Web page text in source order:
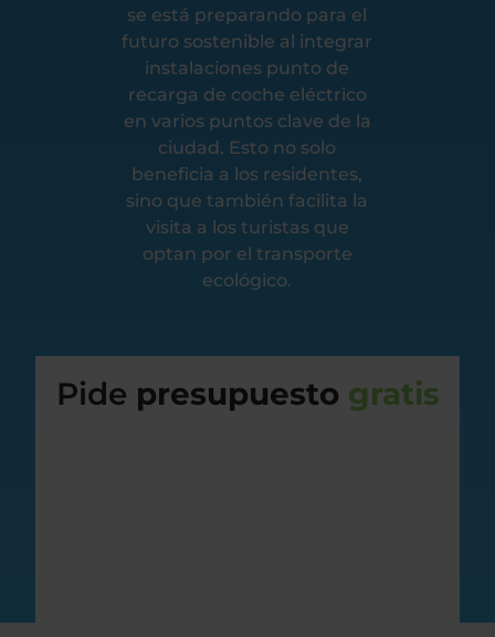
se está preparando para el
futuro sostenible al integrar
instalaciones punto de
recarga de coche eléctrico
en varios puntos clave de la
ciudad. Esto no solo
beneficia a los residentes,
sino que también facilita la
visita a los turistas que
optan por el transporte
ecológico.
Pide presupuesto gratis